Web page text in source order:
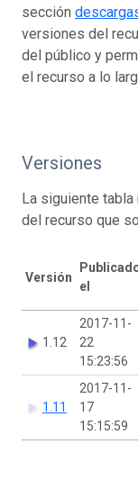
sección
versiones del
del público y
el recurso a lo
Versiones
La siguiente
del recurso que
Versión
el
1.12
2017-11-
22
15:23:56
1.11
2017-11-
17
15:15:59